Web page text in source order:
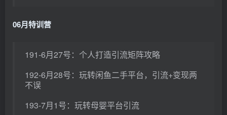
06月特训营
191-6月27号：个人打造引流矩阵攻略
192-6月28号：玩转闲鱼二手平台，引流+变现两
不误
193-7月1号：玩转母婴平台引流